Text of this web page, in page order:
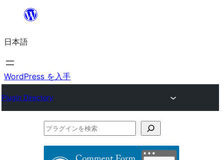
を
ス
キ
プ
日本語
WordPress を入手
Plugin Directory
プ